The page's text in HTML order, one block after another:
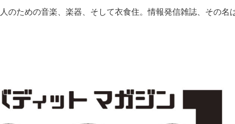
のための音楽、楽器、そして衣食住。情報発信雑誌、その名